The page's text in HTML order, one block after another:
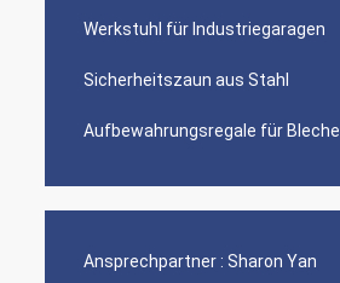
Werkstuhl für Industriegaragen
Sicherheitszaun aus Stahl
Aufbewahrungsregale für Bleche
Ansprechpartner : Sharon Yan